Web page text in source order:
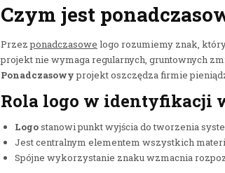
Czym jest
Przezponadczasowe logo rozumiemy znak,
projekt nie wymaga regularnych, gruntownych
Ponadczasowyprojekt oszczędza firmie
Rola logo w identyfikacji
Logostanowi punkt wyjścia do tworzenia
Jest centralnym elementem wszystkich
Spójne wykorzystanie znaku wzmacnia